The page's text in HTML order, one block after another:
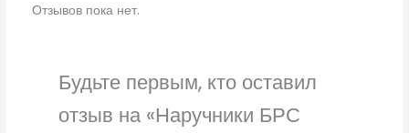
Отзывов пока нет.
Будьте первым, кто оставил
отзыв на «Наручники БРС